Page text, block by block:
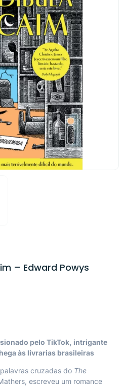
– Edward Powys
pelo TikTok, intrigante
às livrarias brasileiras
cruzadas do The
escreveu um romance